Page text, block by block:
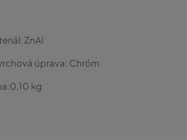
ZnAl
úprava: Chróm
0,10 kg